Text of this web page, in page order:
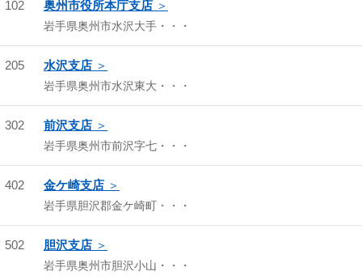
102 奥州市役所本庁支店
岩手県奥州市水沢大手・・・
205 水沢支店
岩手県奥州市水沢東大・・・
302 前沢支店
岩手県奥州市前沢字七・・・
402 金ケ崎支店
岩手県胆沢郡金ケ崎町・・・
502 胆沢支店
岩手県奥州市胆沢小山・・・